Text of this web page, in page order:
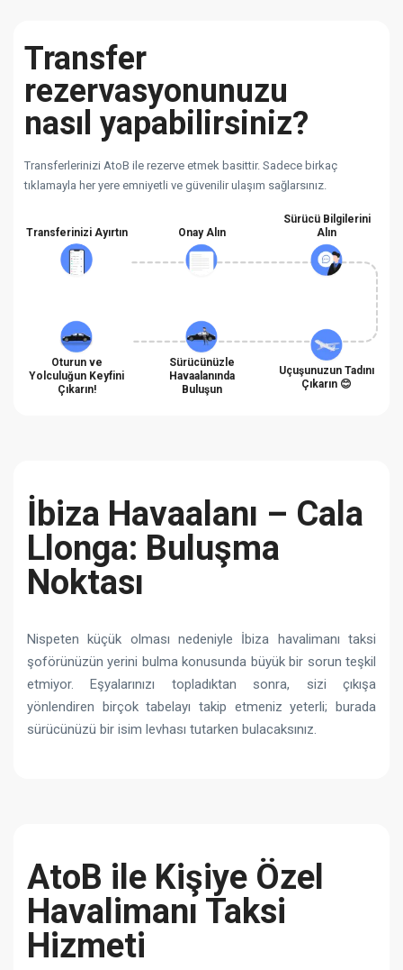
Transfer
rezervasyonunuzu
nasıl yapabilirsiniz?
Transferlerinizi AtoB ile rezerve etmek basittir. Sadece birkaç
tıklamayla her yere emniyetli ve güvenilir ulaşım sağlarsınız.
Transferinizi Ayırtın Onay Alın
Sürücü Bilgilerini
Alın
Oturun ve
Yolculuğun Keyfini
Çıkarın!
Sürücünüzle
Havaalanında
Buluşun
Uçuşunuzun Tadını
Çıkarın 😊
İbiza Havaalanı – Cala
Llonga: Buluşma
Noktası
Nispeten küçük olması nedeniyle İbiza havalimanı taksi
şoförünüzün yerini bulma konusunda büyük bir sorun teşkil
etmiyor. Eşyalarınızı topladıktan sonra, sizi çıkışa
yönlendiren birçok tabelayı takip etmeniz yeterli; burada
sürücünüzü bir isim levhası tutarken bulacaksınız.
AtoB ile Kişiye Özel
Havalimanı Taksi
Hizmeti